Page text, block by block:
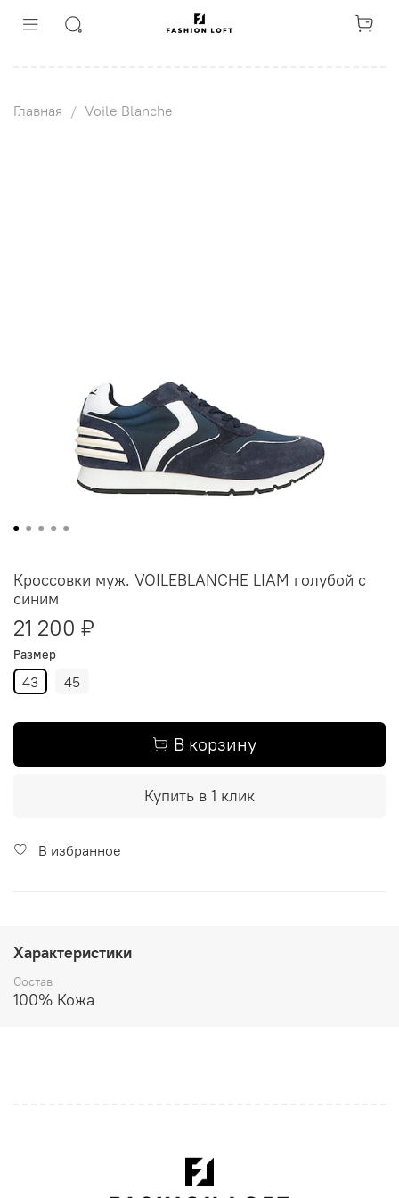
Главная Voile Blanche
Кроссовки муж. VOILEBLANCHE LIAM голубой с
синим
21 200 ₽
Размер
43 45
В корзину
Купить в 1 клик
В избранное
Характеристики
Состав
100% Кожа